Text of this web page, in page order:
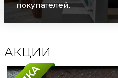
покупателей.
АКЦИИ